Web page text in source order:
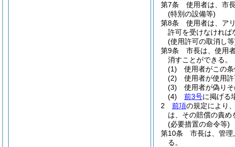
第7条
使用者は、市
(特別の設備等)
第8条
使用者は、ア
許可を受けなければ
(使用許可の取消し
第9条
市長は、使用
消すことができる。
(1)
使用者がこの
(2)
使用者が使用
(3)
使用者が偽り
(4)
前3号に掲げる
2
前項の規定により
は、その賠償の責め
(必要措置の命令等)
第10条
市長は、管
る。